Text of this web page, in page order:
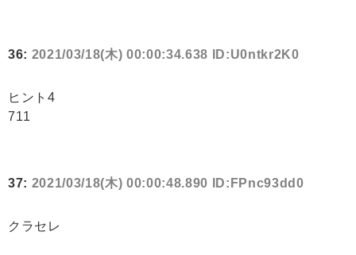
36: 2021/03/18(木) 00:00:34.638 ID:U0ntkr2K0
ヒント4
711
37: 2021/03/18(木) 00:00:48.890 ID:FPnc93dd0
クラセレ